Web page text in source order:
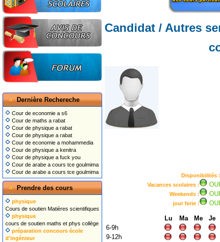
Dernière Rechereche
Cour de economie a s6
Cour de maths a rabat
Cour de physique a rabat
Cour de physique a rabat
Cour de economie a mohammedia
Cour de physique a kenitra
Cour de physique a fuck you
Cour de arabe a cours tce goulmima
Cour de arabe a cours tce goulmima
Prendre des cours
physique
Cours de soutien Matières scientifiques
physique
cours de soutien maths et phys collège
préparation concours école
d'ingénieur
Candidat / Autres
Disponibilités :
Vacances scolaires :
OUI
Weekends : OUI
jour ferie : OUI
Lu Ma Me
Je
6-9h
9-12h